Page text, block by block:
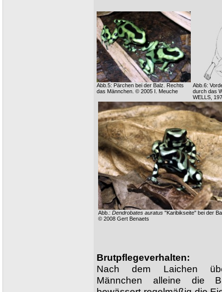
Abb.5: Pärchen bei der Balz. Rechts
das Männchen. © 2005 I. Meuche
Abb.6:
durch das
WELLS,
Abb.: Dendrobates auratus "Karibikseite" bei der
© 2008 Gert Benaets
Brutpflegeverhalten:
Nach dem Laichen
Männchen alleine die